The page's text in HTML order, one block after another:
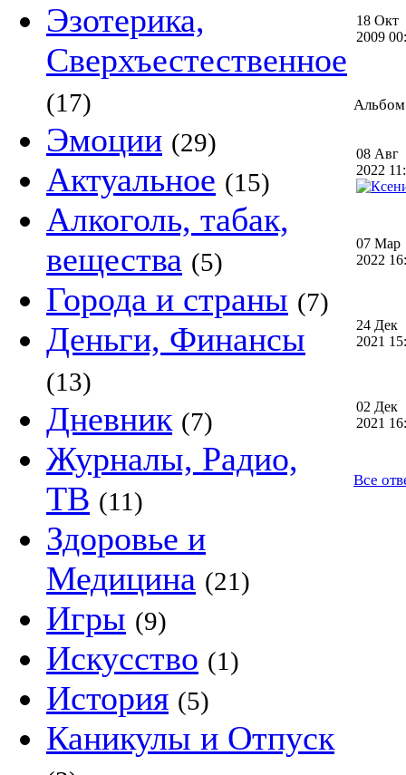
Эзотерика,
Сверхъестественное
(17)
Эмоции (29)
Актуальное (15)
Алкоголь, табак,
вещества (5)
Города и страны (7)
Деньги, Финансы
(13)
Дневник (7)
Журналы, Радио,
ТВ (11)
Здоровье и
Медицина (21)
Игры (9)
Искусство (1)
История (5)
Каникулы и Отпуск
18 Окт
2009
Альбом
08 Авг
2022
07 Мар
2022
24 Дек
2021
02 Дек
2021
Все